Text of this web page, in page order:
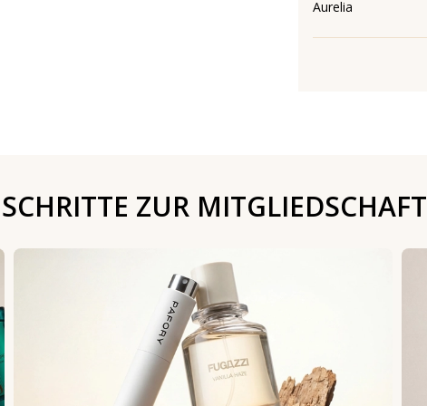
Aurelia
ZUR MITGLIEDSCHAFT